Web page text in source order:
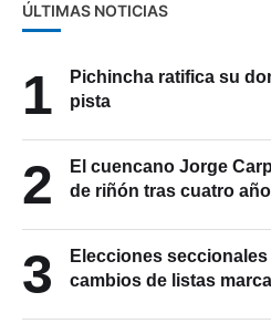
ÚLTIMAS NOTICIAS
1
Pichincha ratifica su
pista
2
El cuencano Jorge
de riñón tras cuatro
3
Elecciones
cambios de listas